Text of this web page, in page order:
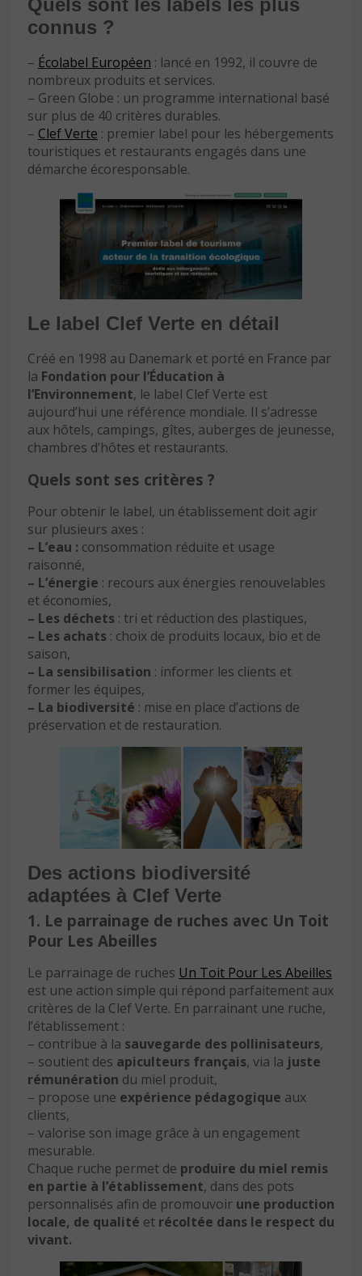
Quels sont les labels les plus
connus ?
– Écolabel Européen : lancé en 1992, il couvre de
nombreux produits et services.
– Green Globe : un programme international basé
sur plus de 40 critères durables.
– Clef Verte : premier label pour les hébergements
touristiques et restaurants engagés dans une
démarche écoresponsable.
Le label Clef Verte en détail
Créé en 1998 au Danemark et porté en France par
la Fondation pour l’Éducation à
l’Environnement, le label Clef Verte est
aujourd’hui une référence mondiale. Il s’adresse
aux hôtels, campings, gîtes, auberges de jeunesse,
chambres d’hôtes et restaurants.
Quels sont ses critères ?
Pour obtenir le label, un établissement doit agir
sur plusieurs axes :
– L’eau : consommation réduite et usage
raisonné,
– L’énergie : recours aux énergies renouvelables
et économies,
– Les déchets : tri et réduction des plastiques,
– Les achats : choix de produits locaux, bio et de
saison,
– La sensibilisation : informer les clients et
former les équipes,
– La biodiversité : mise en place d’actions de
préservation et de restauration.
Des actions biodiversité
adaptées à Clef Verte
1. Le parrainage de ruches avec Un Toit
Pour Les Abeilles
Le parrainage de ruches Un Toit Pour Les Abeilles
est une action simple qui répond parfaitement aux
critères de la Clef Verte. En parrainant une ruche,
l’établissement :
– contribue à la sauvegarde des pollinisateurs,
– soutient des apiculteurs français, via la juste
rémunération du miel produit,
– propose une expérience pédagogique aux
clients,
– valorise son image grâce à un engagement
mesurable.
Chaque ruche permet de produire du miel remis
en partie à l’établissement, dans des pots
personnalisés afin de promouvoir une production
locale, de qualité et récoltée dans le respect du
vivant.